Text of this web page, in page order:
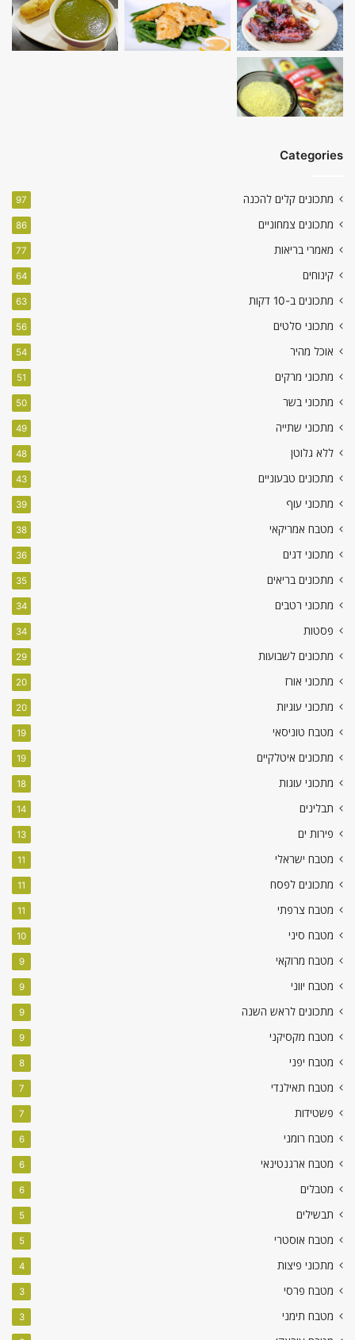
Categories
מתכונים קלים להכנה 97
מתכונים צמחוניים 86
מאמרי בריאות 77
קינוחים 64
מתכונים ב-10 דקות 63
מתכוני סלטים 56
אוכל מהיר 54
מתכוני מרקים 51
מתכוני בשר 50
מתכוני שתייה 49
ללא גלוטן 48
מתכונים טבעוניים 43
מתכוני עוף 39
מטבח אמריקאי 38
מתכוני דגים 36
מתכונים בריאים 35
מתכוני רטבים 34
פסטות 34
מתכונים לשבועות 29
מתכוני אורז 20
מתכוני עוגיות 20
מטבח טוניסאי 19
מתכונים איטלקיים 19
מתכוני עוגות 18
תבלינים 14
פירות ים 13
מטבח ישראלי 11
מתכונים לפסח 11
מטבח צרפתי 11
מטבח סיני 10
מטבח מרוקאי 9
מטבח יווני 9
מתכונים לראש השנה 9
מטבח מקסיקני 9
מטבח יפני 8
מטבח תאילנדי 7
פשטידות 7
מטבח רומני 6
מטבח ארגנטינאי 6
מטבלים 6
תבשילים 5
מטבח אוסטרי 5
מתכוני פיצות 4
מטבח פרסי 3
מטבח תימני 3